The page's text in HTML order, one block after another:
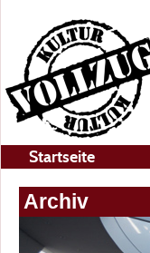
Startseite
Archiv